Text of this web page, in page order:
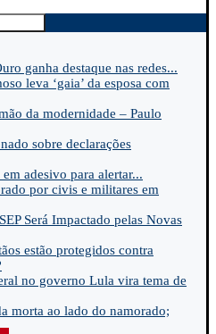
ganha destaque nas redes...
leva ‘gaia’ da esposa com
da modernidade – Paulo
sobre declarações
adesivo para alertar...
por civis e militares em
Será Impactado pelas Novas
estão protegidos contra
no governo Lula vira tema de
morta ao lado do namorado;